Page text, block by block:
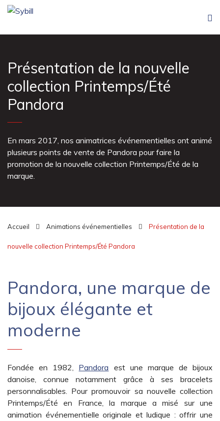
Présentation de la nouvelle
collection Printemps/Été
Pandora
En mars 2017, nos animatrices événementielles ont animé
plusieurs points de vente de Pandora pour faire la
promotion de la nouvelle collection Printemps/Été de la
marque.
Accueil Animations événementielles Présentation de la
nouvelle collection Printemps/Été Pandora
Pandora, une marque de
bijoux élégante et
moderne
Fondée en 1982, Pandora est une marque de bijoux
danoise, connue notamment grâce à ses bracelets
personnalisables. Pour promouvoir sa nouvelle collection
Printemps/Été en France, la marque a misé sur une
animation événementielle originale et ludique : offrir une